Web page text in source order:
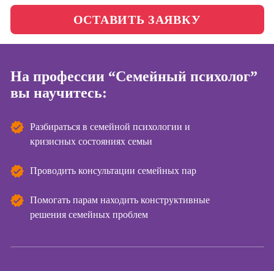
Специалист по
таргетингу
Онлайн-курсы
продвижения
контекстной
ОСТАВИТЬ ЗАЯВКУ
На профессии “Семейный психолог”
вы научитесь:
Разбираться в семейной психологии и
кризисных состояниях семьи
Проводить консультации семейных пар
Помогать парам находить конструктивные
решения семейных проблем